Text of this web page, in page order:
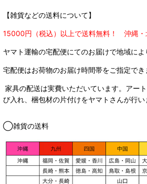
【雑貨などの送料について】
15000円（税込）以上で送料無料！ 沖縄・
ヤマト運輸の宅配便にてのお届けで地域によ
宅配便はお荷物のお届け時間帯をご指定でき
家具の配送は実費いただいています。アー
び入れ、梱包材の片付けをヤマトさんが行い
◯雑貨の送料